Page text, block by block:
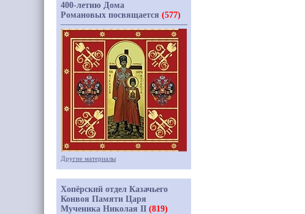
400-летию Дома
Романовых посвящается (577)
Другие материалы
Хопёрский отдел Казачьего
Конвоя Памяти Царя
Мученика Николая II (819)